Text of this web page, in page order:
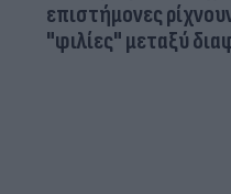
επιστήμονες
"φιλίες" μεταξύ